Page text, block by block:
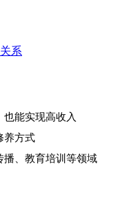
系
能实现高收入
养方式
播、教育培训等领域